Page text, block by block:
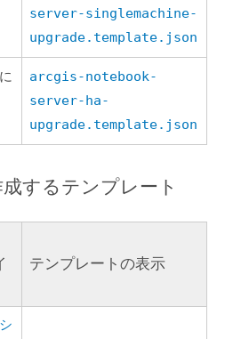
server-singlemachine-
upgrade.template.json
arcgis-notebook-
server-ha-
upgrade.template.json
するテンプレート
テンプレートの表示